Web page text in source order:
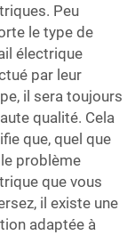
Peu
le type de
électrique
par leur
il sera toujours
qualité. Cela
que, quel que
problème
que vous
il existe une
adaptée à